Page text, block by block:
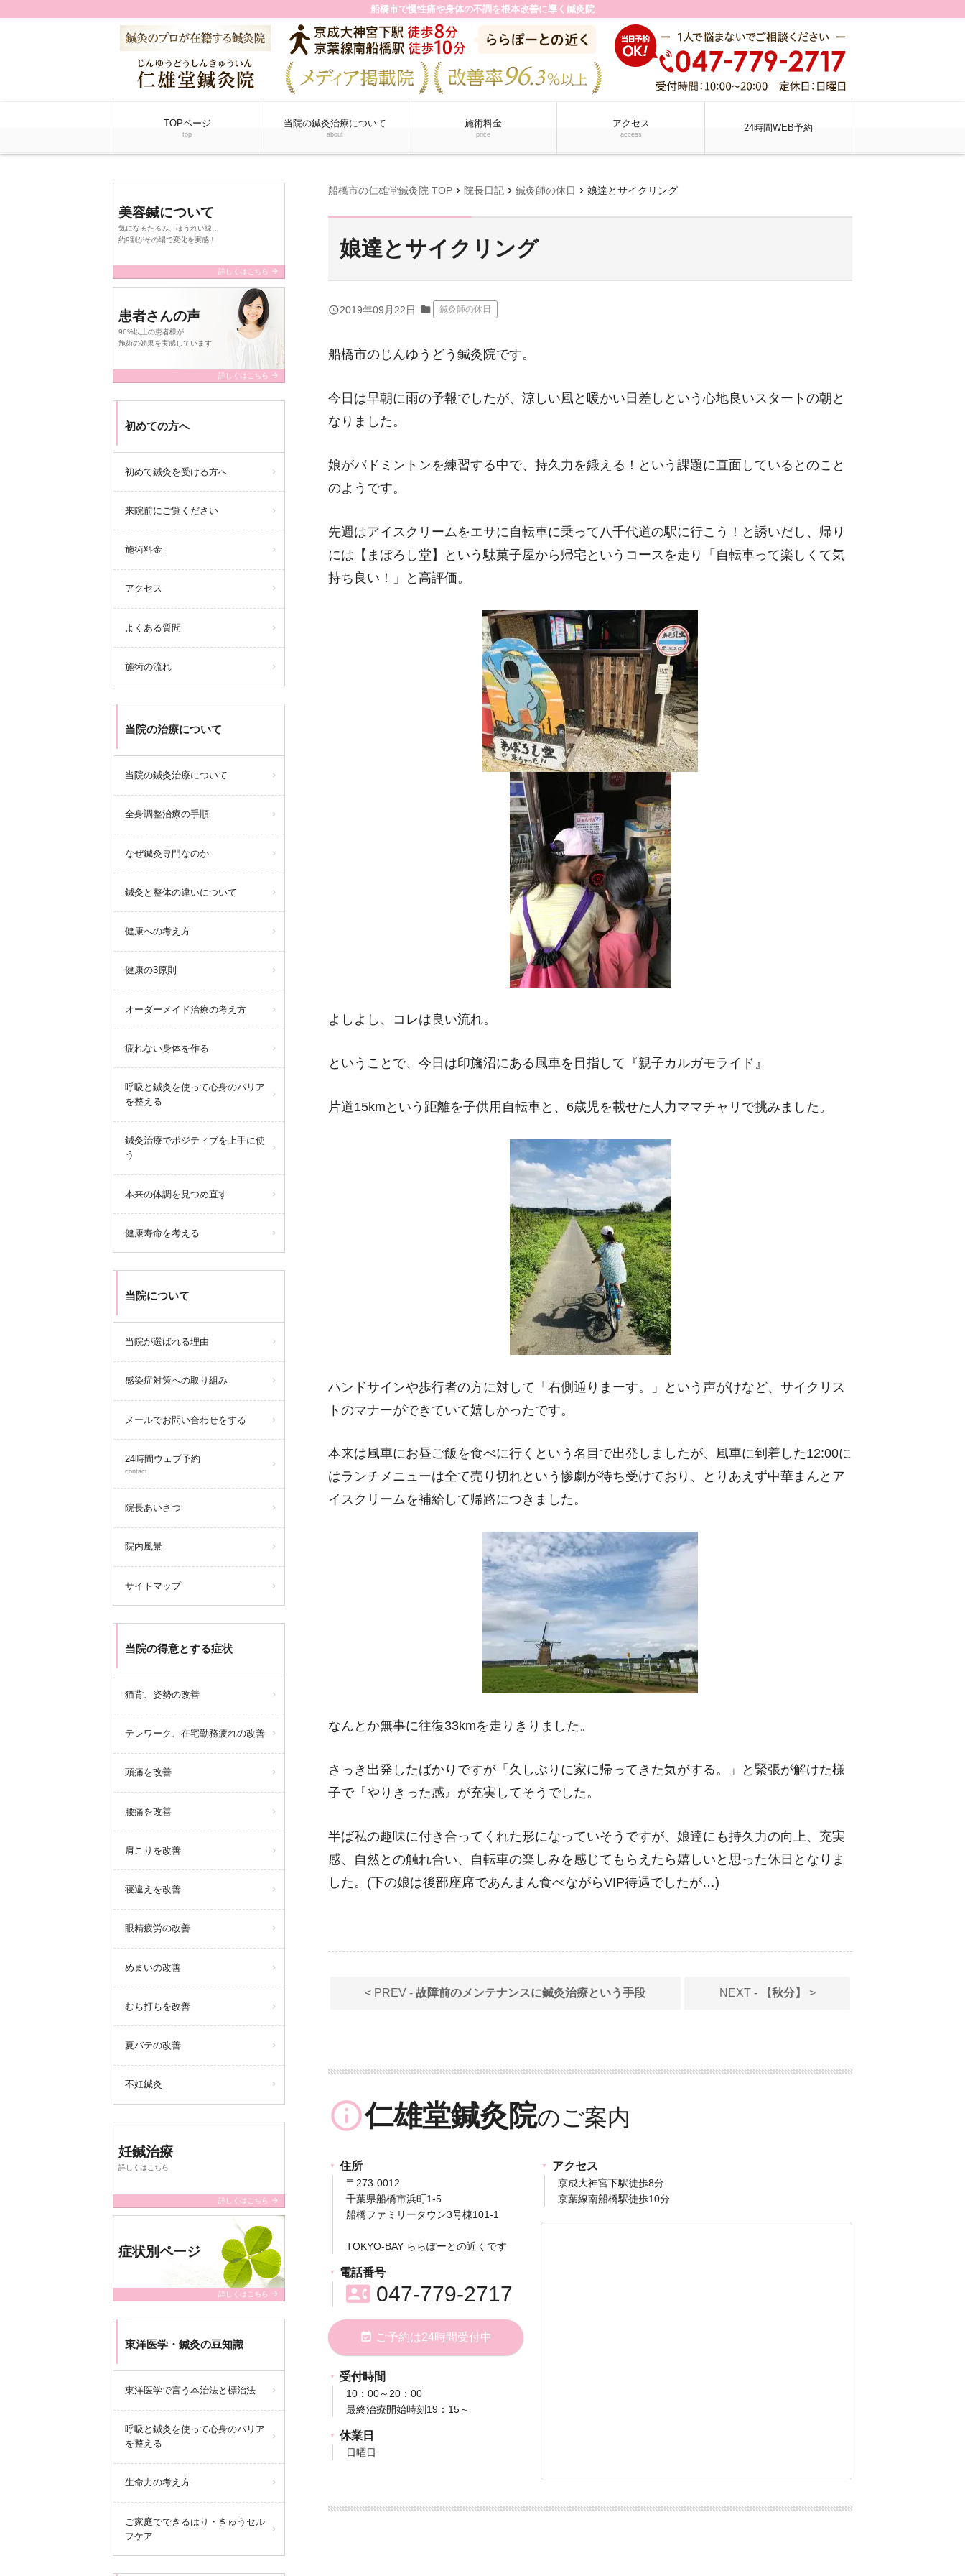
船橋市で慢性痛や身体の不調を根本改善に導く鍼灸院
TOPページ
top
当院の鍼灸治療について
about
施術料金
price
アクセス
access
24時間WEB予約
船橋市の仁雄堂鍼灸院 TOP chevron_right 院長日記 chevron_right 鍼灸師の休日 chevron_right 娘達とサイクリング
娘達とサイクリング
query_builder2019年09月22日 folder 鍼灸師の休日
船橋市のじんゆうどう鍼灸院です。
今日は早朝に雨の予報でしたが、涼しい風と暖かい日差しという心地良いスタートの朝と
なりました。
娘がバドミントンを練習する中で、持久力を鍛える！という課題に直面しているとのこと
のようです。
先週はアイスクリームをエサに自転車に乗って八千代道の駅に行こう！と誘いだし、帰り
には【まぼろし堂】という駄菓子屋から帰宅というコースを走り「自転車って楽しくて気
持ち良い！」と高評価。
よしよし、コレは良い流れ。
ということで、今日は印旛沼にある風車を目指して『親子カルガモライド』
片道15kmという距離を子供用自転車と、6歳児を載せた人力ママチャリで挑みました。
ハンドサインや歩行者の方に対して「右側通りまーす。」という声がけなど、サイクリス
トのマナーができていて嬉しかったです。
本来は風車にお昼ご飯を食べに行くという名目で出発しましたが、風車に到着した12:00に
はランチメニューは全て売り切れという惨劇が待ち受けており、とりあえず中華まんとア
イスクリームを補給して帰路につきました。
なんとか無事に往復33kmを走りきりました。
さっき出発したばかりですが「久しぶりに家に帰ってきた気がする。」と緊張が解けた様
子で『やりきった感』が充実してそうでした。
半ば私の趣味に付き合ってくれた形になっていそうですが、娘達にも持久力の向上、充実
感、自然との触れ合い、自転車の楽しみを感じてもらえたら嬉しいと思った休日となりま
した。(下の娘は後部座席であんまん食べながらVIP待遇でしたが…)
< PREV -故障前のメンテナンスに鍼灸治療という手段 NEXT - 【秋分】 >
info_outline仁雄堂鍼灸院
住所
〒273-0012
千葉県船橋市浜町1-5
船橋ファミリータウン3号棟101-1
TOKYO-BAY ららぽーとの近くです
電話番号
contact_phone047-779-2717
event_available ご予約は24時間受付中
受付時間
10：00～20：00
最終治療開始時刻19：15～
休業日
日曜日
アクセス
京成大神宮下駅徒歩8分
京葉線南船橋駅徒歩10分
美容鍼について
気になるたるみ、ほうれい線…
約9割がその場で変化を実感！
詳しくはこちら arrow_forward
患者さんの声
96%以上の患者様が
施術の効果を実感しています
詳しくはこちら arrow_forward
初めての方へ
初めて鍼灸を受ける方へ
来院前にご覧ください
施術料金
アクセス
よくある質問
施術の流れ
当院の治療について
当院の鍼灸治療について
全身調整治療の手順
なぜ鍼灸専門なのか
鍼灸と整体の違いについて
健康への考え方
健康の3原則
オーダーメイド治療の考え方
疲れない身体を作る
呼吸と鍼灸を使って心身のバリア
を整える
鍼灸治療でポジティブを上手に使
う
本来の体調を見つめ直す
健康寿命を考える
当院について
当院が選ばれる理由
感染症対策への取り組み
メールでお問い合わせをする
24時間ウェブ予約
contact
院長あいさつ
院内風景
サイトマップ
当院の得意とする症状
猫背、姿勢の改善
テレワーク、在宅勤務疲れの改善
頭痛を改善
腰痛を改善
肩こりを改善
寝違えを改善
眼精疲労の改善
めまいの改善
むち打ちを改善
夏バテの改善
不妊鍼灸
妊鍼治療
詳しくはこちら
詳しくはこちら arrow_forward
症状別ページ
詳しくはこちら arrow_forward
東洋医学・鍼灸の豆知識
東洋医学で言う本治法と標治法
呼吸と鍼灸を使って心身のバリア
を整える
生命力の考え方
ご家庭でできるはり・きゅうセル
フケア